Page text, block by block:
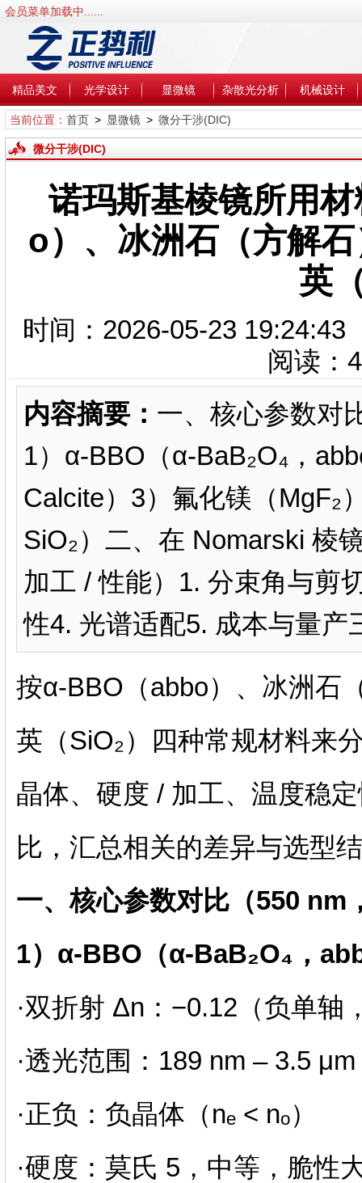
会员菜单加载中......
精品美文 光学设计 显微镜 杂散光分析 机械设计
当前位置： 首页> 显微镜> 微分干涉(DIC)
微分干涉(DIC)
诺玛斯基棱镜所用
o）、冰洲石（方解
英
时间：2026-05-23
阅读：
内容摘要： 一、核心参数对
1）α‑BBO（α‑BaB₂O₄，
Calcite）3）氟化镁（MgF₂
SiO₂）二、在 Nomarski 棱
加工 / 性能）1. 分束角与剪
性4. 光谱适配5. 成本与量产
按α‑BBO（abbo）、冰洲石
英（SiO₂）四种常规材料来
晶体、硬度 / 加工、温度稳
比，汇总相关的差异与选型
一、核心参数对比（550 nm
1）α‑BBO（α‑BaB₂O₄，
·双折射 Δn：−0.12（负单轴
·透光范围：189 nm – 3.5
·正负：负晶体（nₑ < nₒ）
·硬度：莫氏 5，中等，脆性